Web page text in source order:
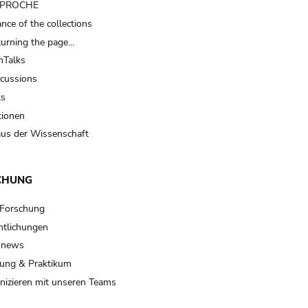
of the collections
the page…
der Wissenschaft
& Praktikum
mit unseren Teams